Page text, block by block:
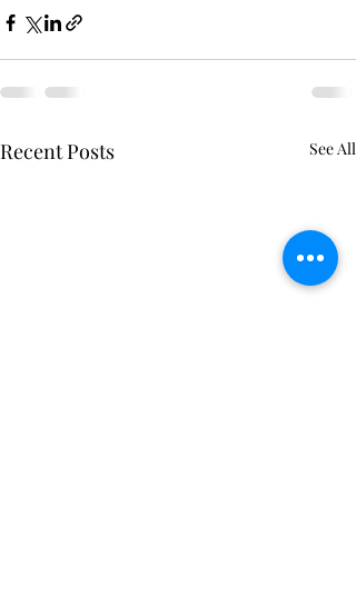
Recent Posts See All